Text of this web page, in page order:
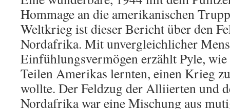
Hommage an die amerikanischen
Weltkrieg ist dieser Bericht über den
Nordafrika. Mit unvergleichlicher
Einfühlungsvermögen erzählt Pyle, wie
Teilen Amerikas lernten, einen Krieg
wollte. Der Feldzug der Alliierten und
Nordafrika war eine Mischung aus